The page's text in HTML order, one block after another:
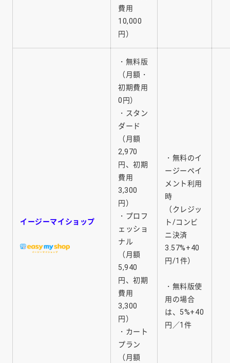
費用
10,000
円）
イージーマイショップ
・無料版
（月額・
初期費用
0円）
・スタン
ダード
（月額
2,970
円、初期
費用
3,300
円）
・プロフ
ェッショ
ナル
（月額
5,940
円、初期
費用
3,300
円）
・カート
プラン
（月額
・無料のイ
ージーペイ
メント利用
時
（クレジッ
ト/コンビ
ニ決済
3.57%+40
円/1件）
・無料版使
用の場合
は、5%+40
円／1件